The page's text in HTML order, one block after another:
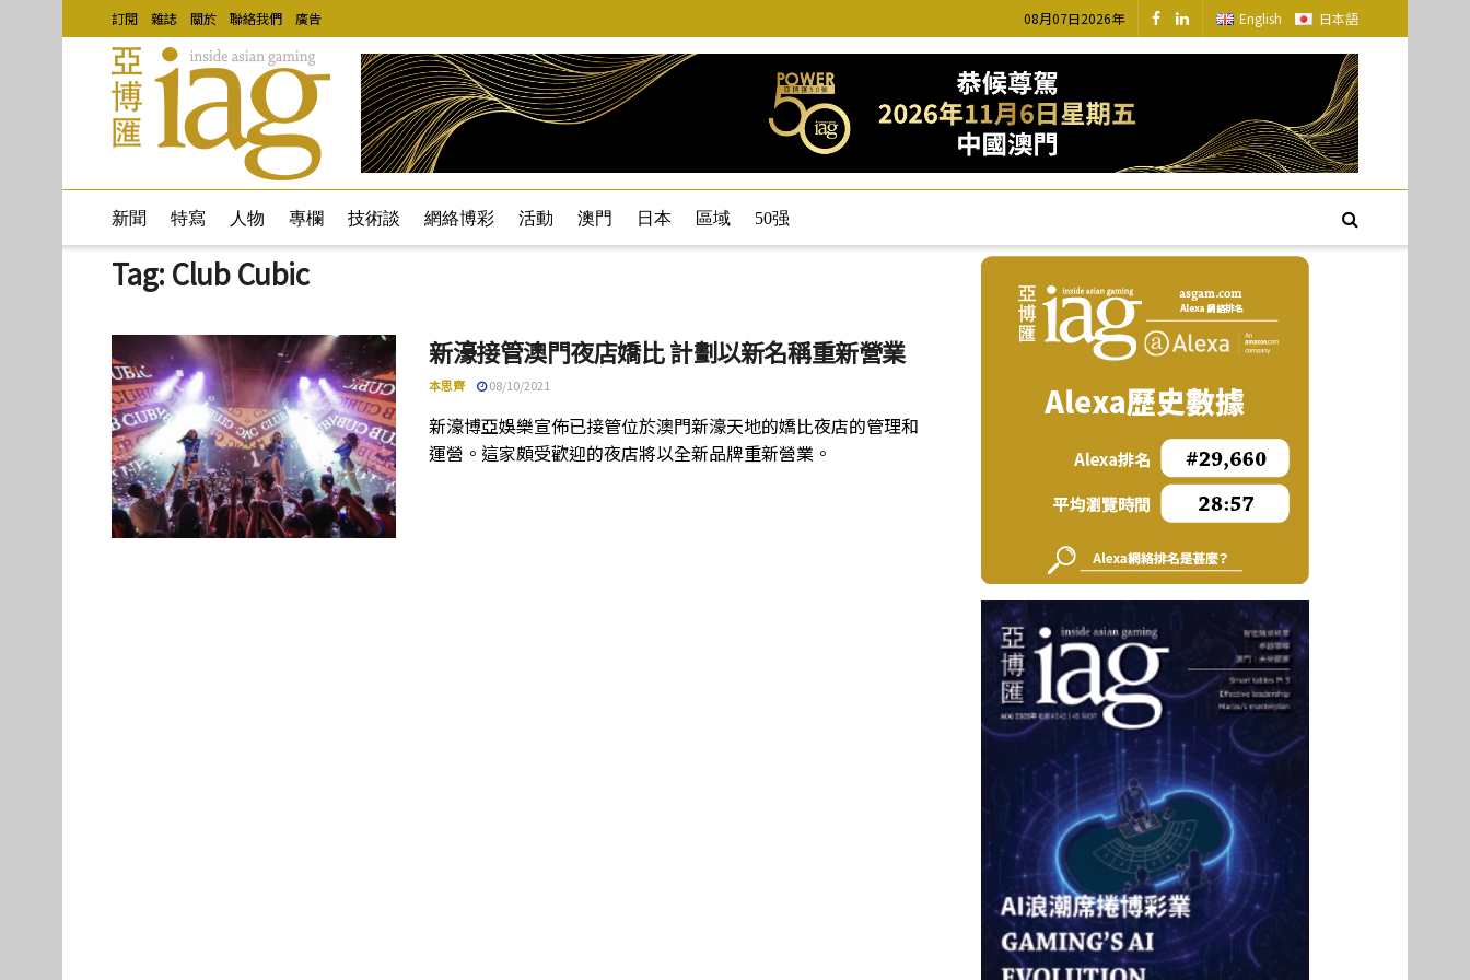
訂閱 雜誌 關於 聯絡我們 廣告 08月07日2026年 English 日本語
新聞 特寫 人物 專欄 技術談 網絡博彩 活動 澳門 日本 區域 50强
Tag: Club Cubic
新濠接管澳門夜店嬌比 計劃以新名稱重新營業
本思齊 08/10/2021
新濠博亞娛樂宣佈已接管位於澳門新濠天地的嬌比夜店的管理和
運營。這家頗受歡迎的夜店將以全新品牌重新營業。